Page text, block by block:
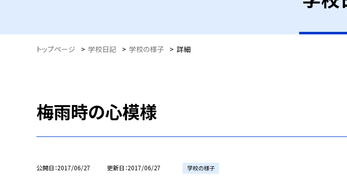
トップページ > 学校日記 > 学校の様子 > 詳細
梅雨時の心模様
公開日 2017/06/27 更新日 2017/06/27 学校の様子